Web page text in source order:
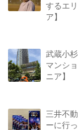
するエ
ア】
武蔵小
マンシ
ニア】
三井不
ーに行